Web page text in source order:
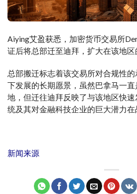
Aiying艾盈获悉，加密货币交易所
证后将总部迁至迪拜，扩大在该地区
总部搬迁标志着该交易所对合规性
下发展的长期愿景，虽然巴拿马一
地，但迁往迪拜反映了与该地区快
统及其对金融科技企业的巨大潜力在
新闻来源